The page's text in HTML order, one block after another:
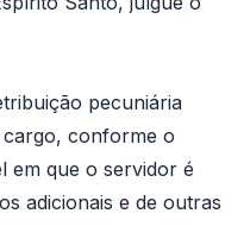
pecuniária
conforme o
em que o servidor é
adicionais e de outras